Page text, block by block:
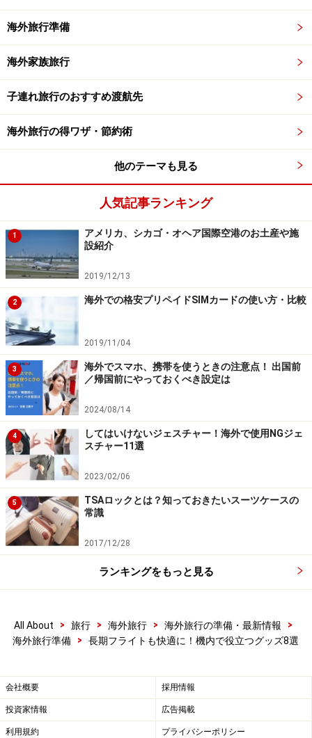
が、手に取ると体温で自然に柔らかくなります。
3. 目薬
カラカラの空気でつらくなった目に目薬をさすと、シャッキ
同じく乾燥対策として重宝しているのが、目薬。目が乾
くとつらいですよね。一眠りした後に、目がカラカラに
なっている、というときにやはり目薬は効果的。
水では代用できないので、忘れずに目薬を持ち込みま
す。小さなモノだけど、あるとないとでは全然違う。目
薬をさすと、気分もしゃきっと一新できます。機内での
時間を快適に過ごすためには、なくてはならないアイテ
ムになりました。
4. ネックピロー
ネックピローも欠かせないアイテムの一つです。以前、
空気を入れて膨らませるタイプのネックピローを持って
製品には懐疑的だったガイドですが、３年前に物は試し
と、無印良品の「フィットするネッククッション」を買
ってからは、もうすっかり虜です。
海外旅行準備
海外家族旅行
子連れ旅行のおすすめ渡航先
海外旅行の得ワザ・節約術
他のテーマも見る
人気記事ランキング
1
アメリカ、シカゴ・オヘア国際空港のお土産や施
設紹介
2019/12/13
2 海外での格安プリペイドSIMカードの使い方・比較
2019/11/04
3
海外でスマホ、携帯を使うときの注意点！ 出国前
／帰国前にやっておくべき設定は
2024/08/14
4
してはいけないジェスチャー！海外で使用NGジェ
スチャー11選
2023/02/06
5
TSAロックとは？知っておきたいスーツケースの
常識
2017/12/28
ランキングをもっと見る
All About > 旅行 > 海外旅行 > 海外旅行の準備・最新情報
>
海外旅行準備
> 長期フライトも快適に！機内で役立つグッズ8選
会社概要 採用情報
投資家情報 広告掲載
利用規約 プライバシーポリシー